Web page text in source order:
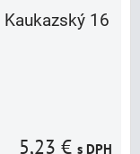
16
5,23 € s DPH